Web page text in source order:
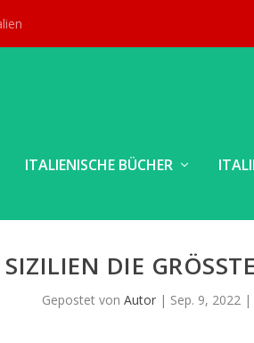
ITALIENISCHE BÜCHER
DIE
Gepostet vonAutor | Sep. 9, 2022 |